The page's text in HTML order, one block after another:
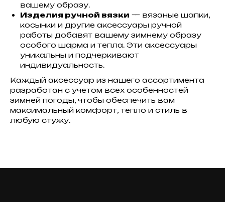
вашему образу.
Изделия ручной вязки — вязаные шапки,
косынки и другие аксессуары ручной
работы добавят вашему зимнему образу
особого шарма и тепла. Эти аксессуары
уникальны и подчеркивают
индивидуальность.
Каждый аксессуар из нашего ассортимента
разработан с учетом всех особенностей
зимней погоды, чтобы обеспечить вам
максимальный комфорт, тепло и стиль в
любую стужу.